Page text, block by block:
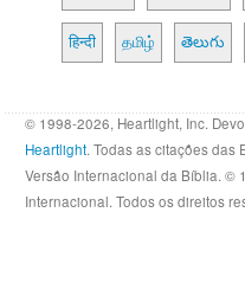
हिन्दी தமிழ் తెలుగు
© 1998-2026, Heartlight, Inc.
Heartlight. Todas as citações das
Versão Internacional da Bíblia. ©
Internacional. Todos os direitos